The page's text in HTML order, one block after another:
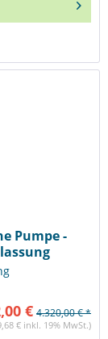
Pumpe -
€ 4.320,00 € *
€ inkl. 19% MwSt.)